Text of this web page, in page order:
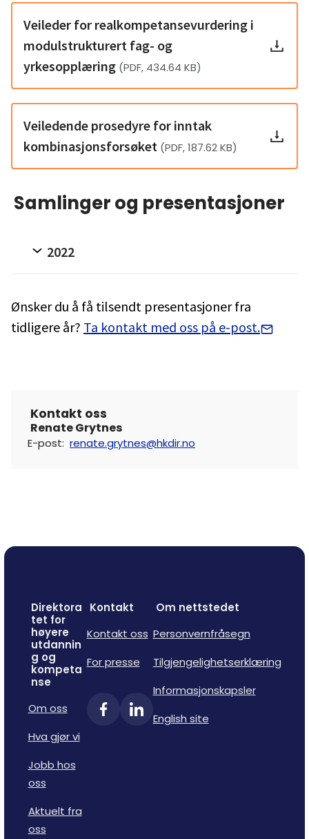
Veileder for realkompetansevurdering i
modulstrukturert fag- og
yrkesopplæring (PDF, 434.64 KB)
Veiledende prosedyre for inntak
kombinasjonsforsøket (PDF, 187.62 KB)
Samlinger og presentasjoner
2022
Ønsker du å få tilsendt presentasjoner fra
tidligere år? Ta kontakt med oss på e-post.
Kontakt oss
Renate Grytnes
E-post: renate.grytnes@hkdir.no
Direktora
tet for
høyere
utdannin
g og
kompeta
nse
Om oss
Hva gjør vi
Jobb hos
oss
Aktuelt fra
oss
Kontakt
Kontakt oss
For presse
Om nettstedet
Personvernfråsegn
Tilgjengelighetserklæring
Informasjonskapsler
English site